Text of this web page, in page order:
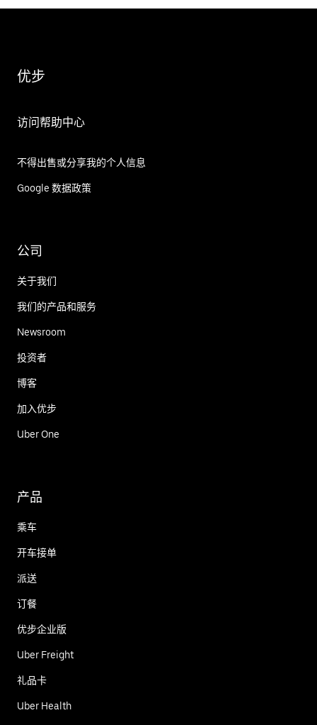
优步
访问帮助中心
不得出售或分享我的个人信息
Google 数据政策
公司
关于我们
我们的产品和服务
Newsroom
投资者
博客
加入优步
Uber One
产品
乘车
开车接单
派送
订餐
优步企业版
Uber Freight
礼品卡
Uber Health